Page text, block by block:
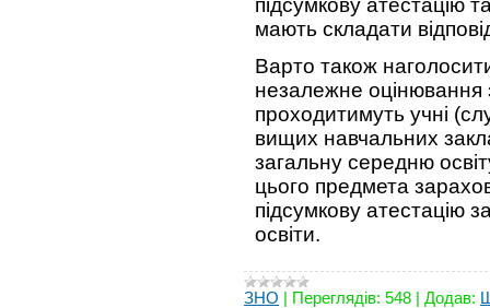
підсумкову атестацію
мають складати
Варто також
незалежне оцінювання
проходитимуть учні
вищих навчальних
загальну середню
цього предмета
підсумкову атестацію
освіти.
ЗНО | Переглядів: 548 | Додав: